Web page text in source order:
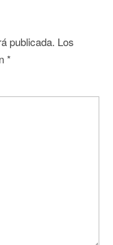
publicada. Los
*